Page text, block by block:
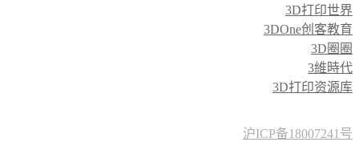
3D打印世界
3DOne创客教育
3D圈圈
3維時代
3D打印资源库
沪ICP备18007241号